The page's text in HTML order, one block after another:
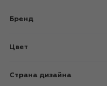
Бренд
Цвет
Страна дизайна